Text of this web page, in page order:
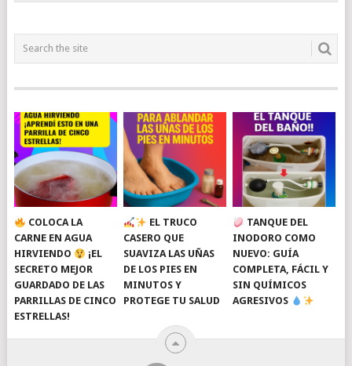
COLOCA LA
CARNE EN AGUA
HIRVIENDO
¡EL
SECRETO MEJOR
GUARDADO DE LAS
PARRILLAS DE CINCO
ESTRELLAS!
EL TRUCO
CASERO QUE
SUAVIZA LAS UÑAS
DE LOS PIES EN
MINUTOS Y
PROTEGE TU SALUD
TANQUE DEL
INODORO COMO
NUEVO: GUÍA
COMPLETA, FÁCIL Y
SIN QUÍMICOS
AGRESIVOS